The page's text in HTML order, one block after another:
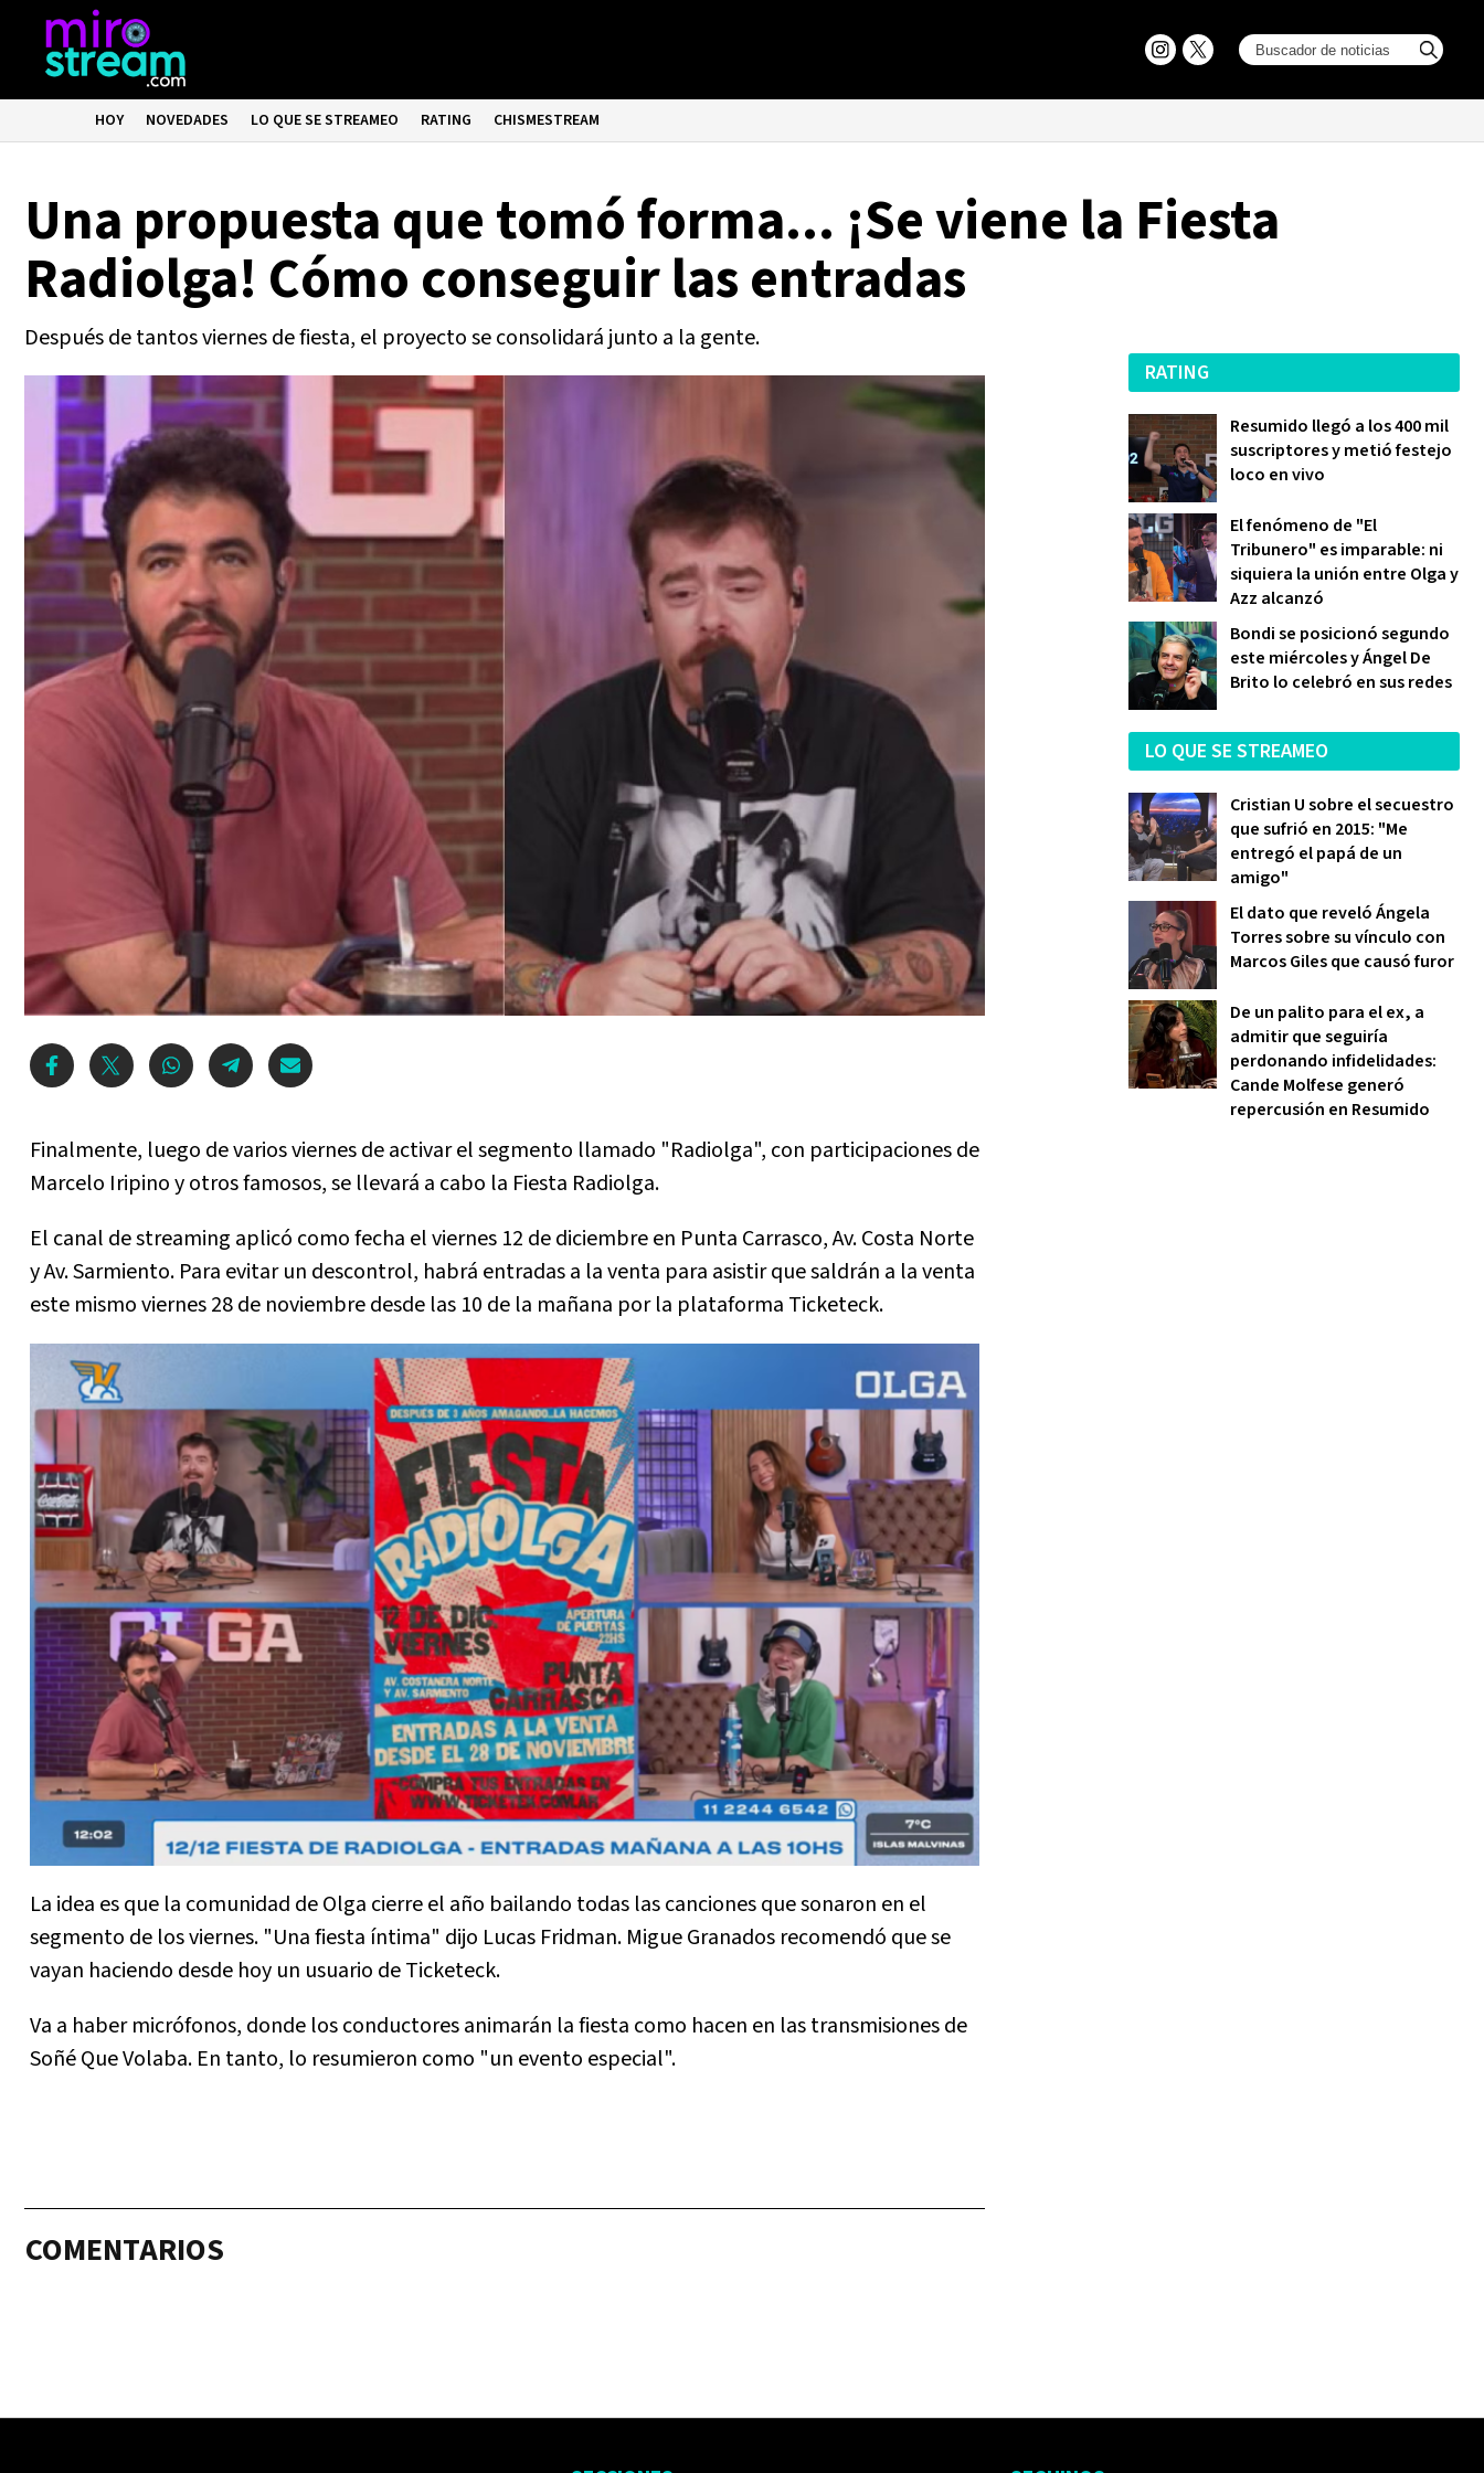
HOY NOVEDADES LO QUE SE STREAMEO RATING CHISMESTREAM
Una propuesta que tomó forma... ¡Se viene la Fiesta
Radiolga! Cómo conseguir las entradas
Después de tantos viernes de fiesta, el proyecto se consolidará junto a la gente.
Finalmente, luego de varios viernes de activar el segmento llamado "Radiolga", con participaciones de
Marcelo Iripino y otros famosos, se llevará a cabo la Fiesta Radiolga.
El canal de streaming aplicó como fecha el viernes 12 de diciembre en Punta Carrasco, Av. Costa Norte
y Av. Sarmiento. Para evitar un descontrol, habrá entradas a la venta para asistir que saldrán a la venta
este mismo viernes 28 de noviembre desde las 10 de la mañana por la plataforma Ticketeck.
La idea es que la comunidad de Olga cierre el año bailando todas las canciones que sonaron en el
segmento de los viernes. "Una fiesta íntima" dijo Lucas Fridman. Migue Granados recomendó que se
vayan haciendo desde hoy un usuario de Ticketeck.
Va a haber micrófonos, donde los conductores animarán la fiesta como hacen en las transmisiones de
Soñé Que Volaba. En tanto, lo resumieron como "un evento especial".
COMENTARIOS
RATING
Resumido llegó a los 400 mil
suscriptores y metió festejo
loco en vivo
El fenómeno de "El
Tribunero" es imparable: ni
siquiera la unión entre Olga y
Azz alcanzó
Bondi se posicionó segundo
este miércoles y Ángel De
Brito lo celebró en sus redes
LO QUE SE STREAMEO
Cristian U sobre el secuestro
que sufrió en 2015: "Me
entregó el papá de un
amigo"
El dato que reveló Ángela
Torres sobre su vínculo con
Marcos Giles que causó furor
De un palito para el ex, a
admitir que seguiría
perdonando infidelidades:
Cande Molfese generó
repercusión en Resumido